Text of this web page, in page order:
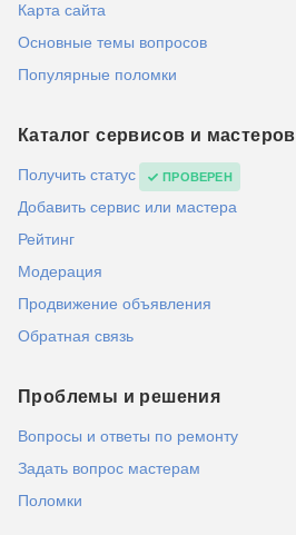
Карта сайта
Основные темы вопросов
Популярные поломки
Каталог сервисов и мастеров
Получить статус ПРОВЕРЕН
Добавить сервис или мастера
Рейтинг
Модерация
Продвижение объявления
Обратная связь
Проблемы и решения
Вопросы и ответы по ремонту
Задать вопрос мастерам
Поломки